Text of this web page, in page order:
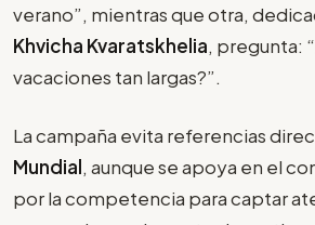
verano”, mientras que otra,
Khvicha Kvaratskhelia, pregunta:
vacaciones tan largas?”.
La campaña evita referencias
Mundial, aunque se apoya en el
por la competencia para captar